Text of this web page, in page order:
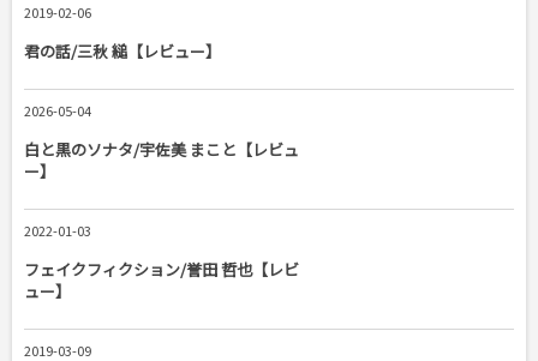
2019-02-06
君の話/三秋 縋【レビュー】
2026-05-04
白と黒のソナタ/宇佐美 まこと【レビュ
ー】
2022-01-03
フェイクフィクション/誉田 哲也【レビ
ュー】
2019-03-09